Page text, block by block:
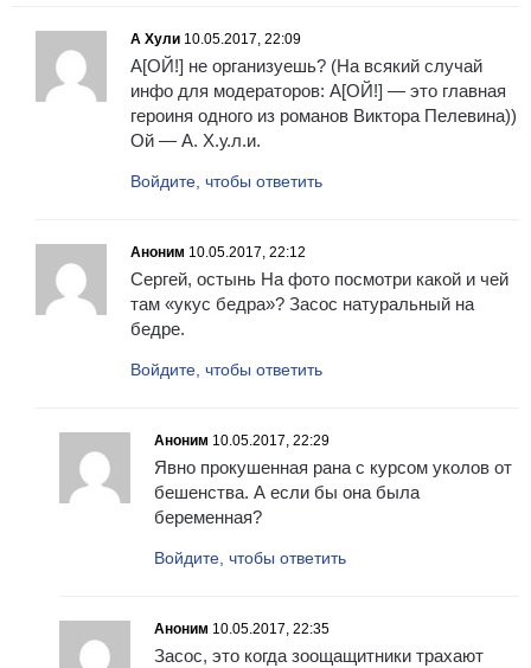
А Хули 10.05.2017, 22:09
А[ОЙ!] не организуешь? (На всякий случай
инфо для модераторов: А[ОЙ!] — это главная
героиня одного из романов Виктора Пелевина))
Ой — А. Х.у.л.и.
Войдите, чтобы ответить
Аноним 10.05.2017, 22:12
Сергей, остынь На фото посмотри какой и чей
там «укус бедра»? Засос натуральный на
бедре.
Войдите, чтобы ответить
Аноним 10.05.2017, 22:29
Явно прокушенная рана с курсом уколов от
бешенства. А если бы она была
беременная?
Войдите, чтобы ответить
Аноним 10.05.2017, 22:35
Засос, это когда зоощащитники траxают